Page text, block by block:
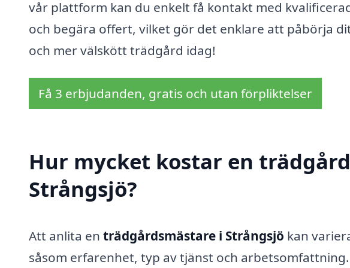
vår plattform kan du enkelt få kontakt med
och begära offert, vilket gör det enklare att påbörja
och mer välskött trädgård idag!
Få 3 erbjudanden, gratis och utan förpliktelser
Hur mycket kostar en
Strångsjö?
Att anlita en trädgårdsmästare i Strångsjö kan
såsom erfarenhet, typ av tjänst och